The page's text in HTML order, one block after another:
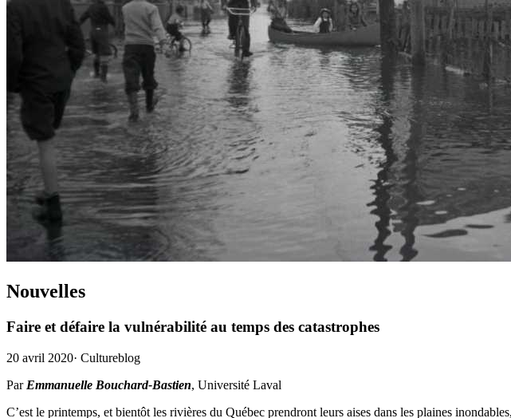
Nouvelles
Faire et défaire la vulnérabilité au temps des catastrophes
20 avril 2020· Cultureblog
Par Emmanuelle Bouchard-Bastien, Université Laval
C’est le printemps, et bientôt les rivières du Québec prendront leurs aises dans les plaines